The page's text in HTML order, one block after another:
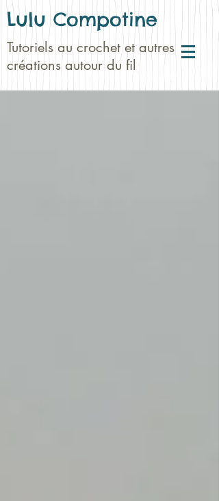
Lulu Compotine
Tutoriels au crochet et autres
créations autour du fil